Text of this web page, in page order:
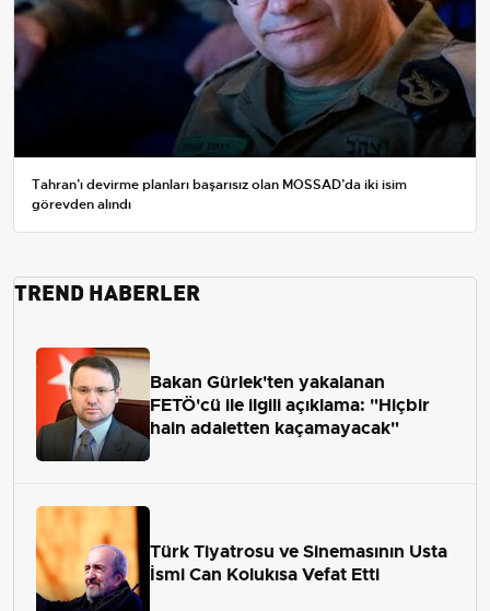
Tahran’ı devirme planları başarısız olan MOSSAD’da iki isim
görevden alındı
TREND HABERLER
Bakan Gürlek'ten yakalanan
FETÖ'cü ile ilgili açıklama: "Hiçbir
hain adaletten kaçamayacak"
Türk Tiyatrosu ve Sinemasının Usta
İsmi Can Kolukısa Vefat Etti